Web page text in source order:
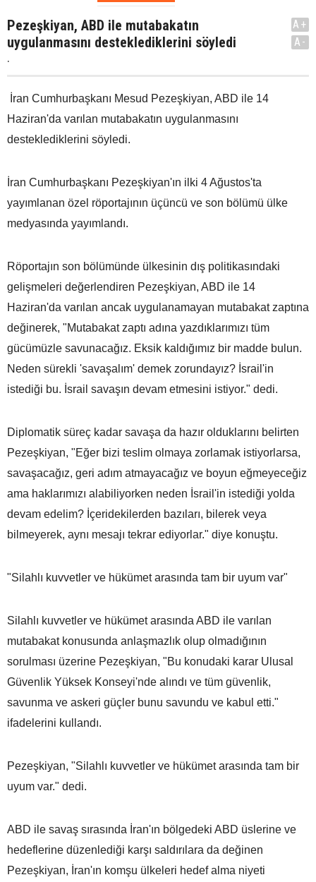
Pezeşkiyan, ABD ile mutabakatın
uygulanmasını desteklediklerini söyledi
.
A+
A-
İran Cumhurbaşkanı Mesud Pezeşkiyan, ABD ile 14
Haziran'da varılan mutabakatın uygulanmasını
desteklediklerini söyledi.
İran Cumhurbaşkanı Pezeşkiyan'ın ilki 4 Ağustos'ta
yayımlanan özel röportajının üçüncü ve son bölümü ülke
medyasında yayımlandı.
Röportajın son bölümünde ülkesinin dış politikasındaki
gelişmeleri değerlendiren Pezeşkiyan, ABD ile 14
Haziran'da varılan ancak uygulanamayan mutabakat zaptına
değinerek, "Mutabakat zaptı adına yazdıklarımızı tüm
gücümüzle savunacağız. Eksik kaldığımız bir madde bulun.
Neden sürekli 'savaşalım' demek zorundayız? İsrail'in
istediği bu. İsrail savaşın devam etmesini istiyor." dedi.
Diplomatik süreç kadar savaşa da hazır olduklarını belirten
Pezeşkiyan, "Eğer bizi teslim olmaya zorlamak istiyorlarsa,
savaşacağız, geri adım atmayacağız ve boyun eğmeyeceğiz
ama haklarımızı alabiliyorken neden İsrail'in istediği yolda
devam edelim? İçeridekilerden bazıları, bilerek veya
bilmeyerek, aynı mesajı tekrar ediyorlar." diye konuştu.
"Silahlı kuvvetler ve hükümet arasında tam bir uyum var"
Silahlı kuvvetler ve hükümet arasında ABD ile varılan
mutabakat konusunda anlaşmazlık olup olmadığının
sorulması üzerine Pezeşkiyan, "Bu konudaki karar Ulusal
Güvenlik Yüksek Konseyi'nde alındı ve tüm güvenlik,
savunma ve askeri güçler bunu savundu ve kabul etti."
ifadelerini kullandı.
Pezeşkiyan, "Silahlı kuvvetler ve hükümet arasında tam bir
uyum var." dedi.
ABD ile savaş sırasında İran'ın bölgedeki ABD üslerine ve
hedeflerine düzenlediği karşı saldırılara da değinen
Pezeşkiyan, İran'ın komşu ülkeleri hedef alma niyeti